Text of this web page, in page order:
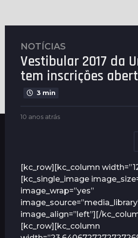
1
0
a
n
a
s
1
0
a
n
o
s
NOTÍCIAS
Vestibular 2017 da
tem inscrições
3 min
b
í
c
i
a
s
10 anos atrás
a
t
r
á
[kc_row][kc_column
[kc_single_image
image_wrap=”yes”
image_align=”left”][/
[kc_row][kc_column